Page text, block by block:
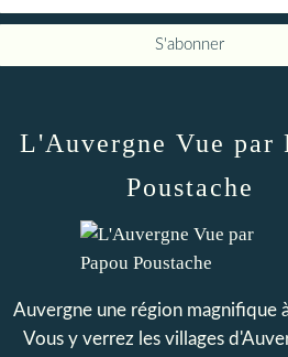
L'Auvergne Vue par
Poustache
Auvergne une région magnifique
Vous y verrez les villages